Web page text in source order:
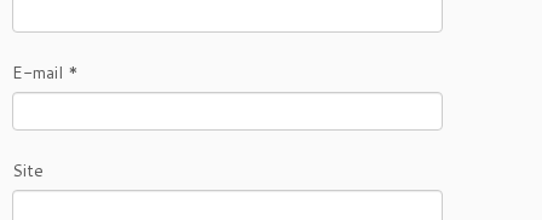
E-mail *
Site